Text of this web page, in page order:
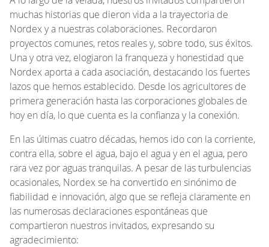
muchas historias que dieron vida a la trayectoria de
Nordex y a nuestras colaboraciones. Recordaron
proyectos comunes, retos reales y, sobre todo, sus éxitos.
Una y otra vez, elogiaron la franqueza y honestidad que
Nordex aporta a cada asociación, destacando los fuertes
lazos que hemos establecido. Desde los agricultores de
primera generación hasta las corporaciones globales de
hoy en día, lo que cuenta es la confianza y la conexión.
En las últimas cuatro décadas, hemos ido con la corriente,
contra ella, sobre el agua, bajo el agua y en el agua, pero
rara vez por aguas tranquilas. A pesar de las turbulencias
ocasionales, Nordex se ha convertido en sinónimo de
fiabilidad e innovación, algo que se refleja claramente en
las numerosas declaraciones espontáneas que
compartieron nuestros invitados, expresando su
agradecimiento: